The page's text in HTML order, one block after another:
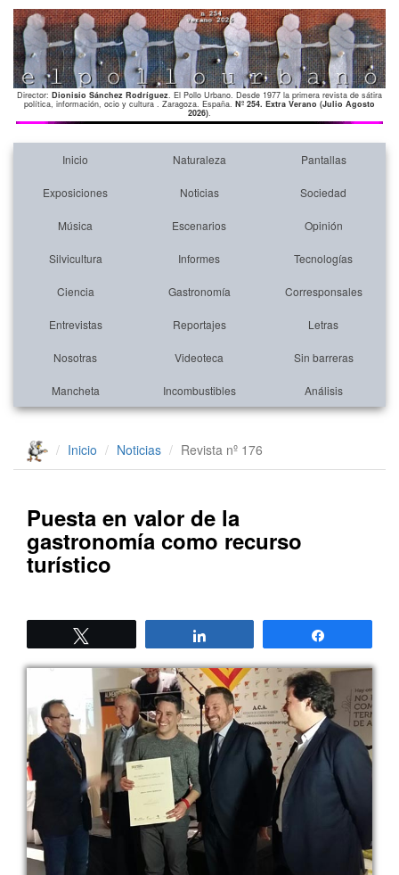
Director: Dionisio Sánchez Rodríguez. El Pollo Urbano. Desde 1977 la primera revista de sátira
política, información, ocio y cultura . Zaragoza. España. Nº 254. Extra Verano (Julio Agosto
2026).
Inicio Naturaleza Pantallas
Exposiciones Noticias Sociedad
Música Escenarios Opinión
Silvicultura Informes Tecnologías
Ciencia Gastronomía Corresponsales
Entrevistas Reportajes Letras
Nosotras Videoteca Sin barreras
Mancheta Incombustibles Análisis
Inicio Noticias Revista nº 176
Puesta en valor de la
gastronomía como recurso
turístico